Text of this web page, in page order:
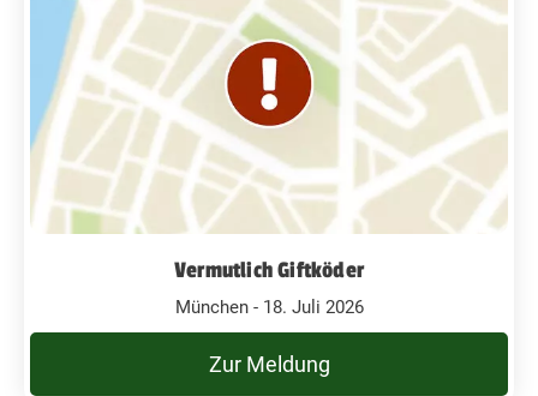
Vermutlich Giftköder
München - 18. Juli 2026
Zur Meldung